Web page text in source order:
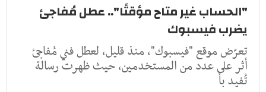
"الحساب غير متاح مؤقتًا".. عطل مُفاجئ
يضرب فيسبوك
تعرّض موقع "فيسبوك"، منذ قليل، لعطل فني مُفاجئ
أثر على عدد من المستخدمين، حيث ظهرت رسالة
تُفيد بأ